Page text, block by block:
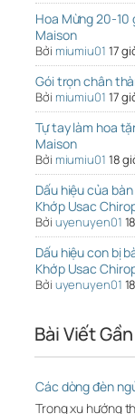
Hoa Mừng 20-
Maison
Bởi miumiu01 17
Gói trọn chân
Bởi miumiu01 17
Tự tay làm hoa
Maison
Bởi miumiu01 18
Dấu hiệu của
Khớp Usac
Bởi uyenuyen01
Dấu hiệu con bị
Khớp Usac
Bởi uyenuyen01
Bài Viết
Các dòng đèn
Trong xu hướng